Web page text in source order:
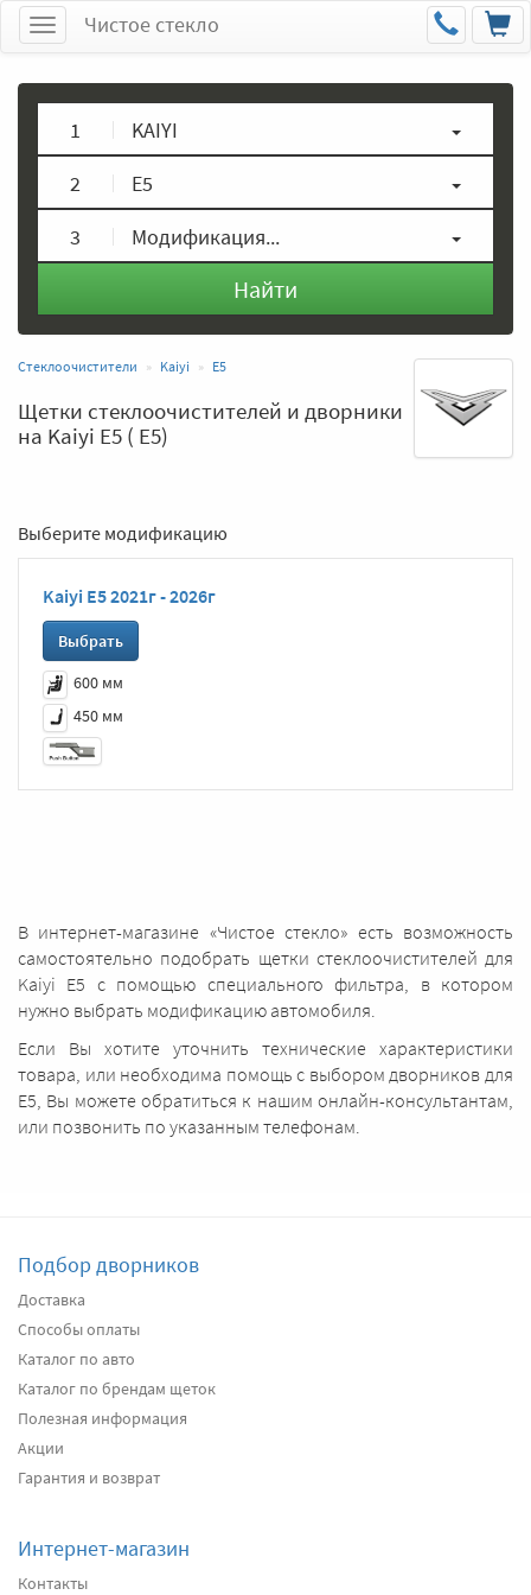
МенюЧистое стекло
1
KAIYI
2
E5
3
Модификация...
Найти
Стеклоочистители Kaiyi E5
Щетки стеклоочистителей и дворники
на Kaiyi E5 ( E5)
Выберите модификацию
Kaiyi E5 2021г - 2026г
Выбрать
600 мм
450 мм
В интернет-магазине «Чистое стекло» есть возможность
самостоятельно подобрать щетки стеклоочистителей для
Kaiyi E5 с помощью специального фильтра, в котором
нужно выбрать модификацию автомобиля.
Если Вы хотите уточнить технические характеристики
товара, или необходима помощь с выбором дворников для
E5, Вы можете обратиться к нашим онлайн-консультантам,
или позвонить по указанным телефонам.
Подбор дворников
Доставка
Способы оплаты
Каталог по авто
Каталог по брендам щеток
Полезная информация
Акции
Гарантия и возврат
Интернет-магазин
Контакты